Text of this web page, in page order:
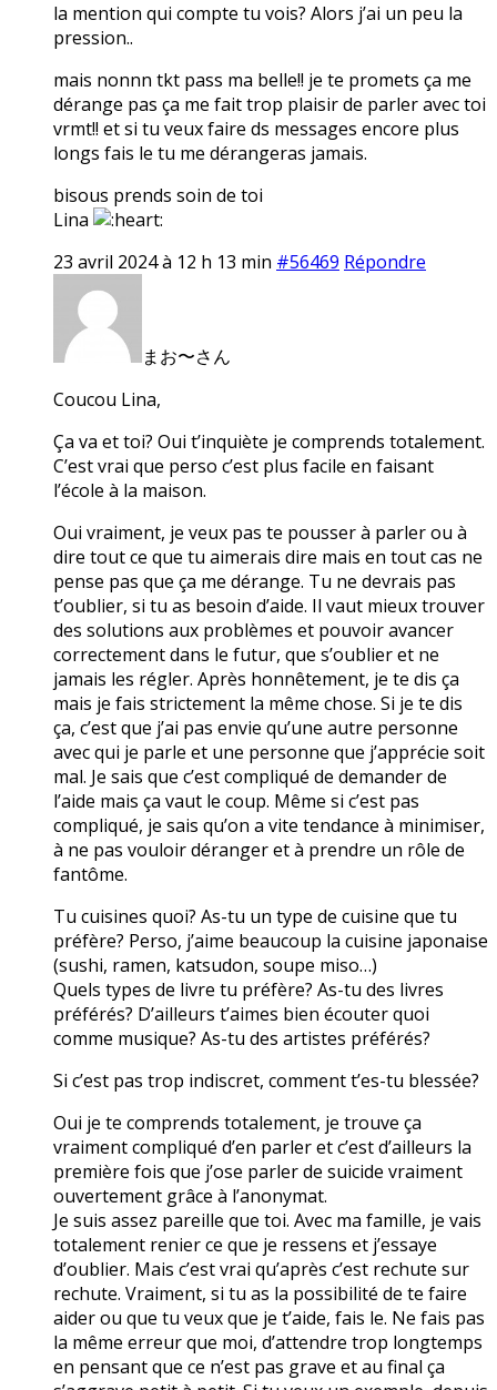
la mention qui compte tu vois? Alors j’ai un peu la
pression..
mais nonnn tkt pass ma belle!! je te promets ça me
dérange pas ça me fait trop plaisir de parler avec toi
vrmt!! et si tu veux faire ds messages encore plus
longs fais le tu me dérangeras jamais.
bisous prends soin de toi
Lina
23 avril 2024 à 12 h 13 min #56469 Répondre
まお〜さん
Coucou Lina,
Ça va et toi? Oui t’inquiète je comprends totalement.
C’est vrai que perso c’est plus facile en faisant
l’école à la maison.
Oui vraiment, je veux pas te pousser à parler ou à
dire tout ce que tu aimerais dire mais en tout cas ne
pense pas que ça me dérange. Tu ne devrais pas
t’oublier, si tu as besoin d’aide. Il vaut mieux trouver
des solutions aux problèmes et pouvoir avancer
correctement dans le futur, que s’oublier et ne
jamais les régler. Après honnêtement, je te dis ça
mais je fais strictement la même chose. Si je te dis
ça, c’est que j’ai pas envie qu’une autre personne
avec qui je parle et une personne que j’apprécie soit
mal. Je sais que c’est compliqué de demander de
l’aide mais ça vaut le coup. Même si c’est pas
compliqué, je sais qu’on a vite tendance à minimiser,
à ne pas vouloir déranger et à prendre un rôle de
fantôme.
Tu cuisines quoi? As-tu un type de cuisine que tu
préfère? Perso, j’aime beaucoup la cuisine japonaise
(sushi, ramen, katsudon, soupe miso…)
Quels types de livre tu préfère? As-tu des livres
préférés? D’ailleurs t’aimes bien écouter quoi
comme musique? As-tu des artistes préférés?
Si c’est pas trop indiscret, comment t’es-tu blessée?
Oui je te comprends totalement, je trouve ça
vraiment compliqué d’en parler et c’est d’ailleurs la
première fois que j’ose parler de suicide vraiment
ouvertement grâce à l’anonymat.
Je suis assez pareille que toi. Avec ma famille, je vais
totalement renier ce que je ressens et j’essaye
d’oublier. Mais c’est vrai qu’après c’est rechute sur
rechute. Vraiment, si tu as la possibilité de te faire
aider ou que tu veux que je t’aide, fais le. Ne fais pas
la même erreur que moi, d’attendre trop longtemps
en pensant que ce n’est pas grave et au final ça